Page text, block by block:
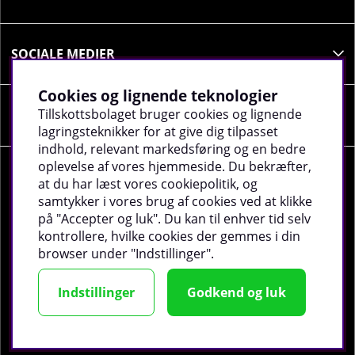
regelmæssigt indtager koffeinholdige drikkevarer, er
koffeinen med. Drik Celsius i stedet for sukkerholdig
SOCIALE MEDIER
VIRKSOMHEDSOPLYSNINGER
©2026 tillskottsbolaget.dk. Vi bruger cookies -Læs
mere.
Cookies og lignende teknologier
Tillskottsbolaget bruger cookies og lignende
lagringsteknikker for at give dig tilpasset
indhold, relevant markedsføring og en bedre
oplevelse af vores hjemmeside. Du bekræfter,
at du har læst vores cookiepolitik, og
samtykker i vores brug af cookies ved at klikke
på "Accepter og luk". Du kan til enhver tid selv
kontrollere, hvilke cookies der gemmes i din
browser under "Indstillinger".
Indstillinger Godkend og luk